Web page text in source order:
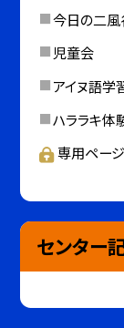
今日の二風
児童会
アイヌ語学
ハララキ体
専用ページ
センター